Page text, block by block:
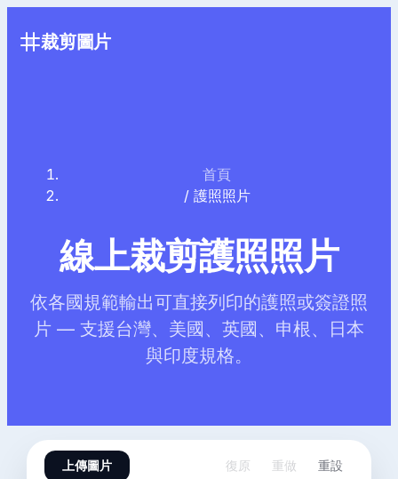
裁剪圖片
首頁
/ 護照照片
線上裁剪護照照片
依各國規範輸出可直接列印的護照或簽證照
片 — 支援台灣、美國、英國、申根、日本
與印度規格。
上傳圖片 復原 重做 重設